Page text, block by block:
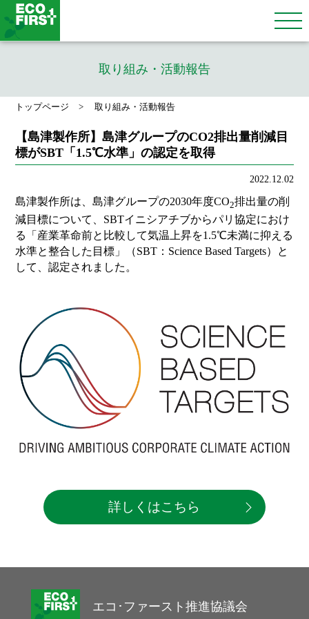
取り組み・活動報告
トップページ 取り組み・活動報告
【島津製作所】島津グループのCO2排出量削減目
標がSBT「1.5℃水準」の認定を取得
2022.12.02
島津製作所は、島津グループの2030年度CO2排出量の削
減目標について、SBTイニシアチブからパリ協定におけ
る「産業革命前と比較して気温上昇を1.5℃未満に抑える
水準と整合した目標」（SBT：Science Based Targets）と
して、認定されました。
詳しくはこちら
エコ･ファースト推進協議会